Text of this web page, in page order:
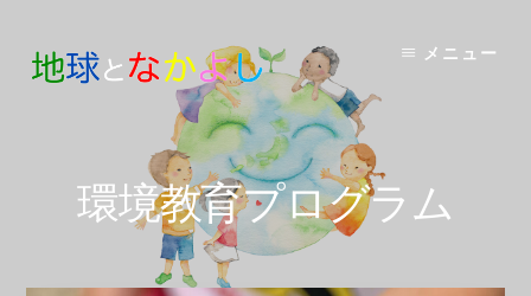
content
メニュー
環境教育プログラム